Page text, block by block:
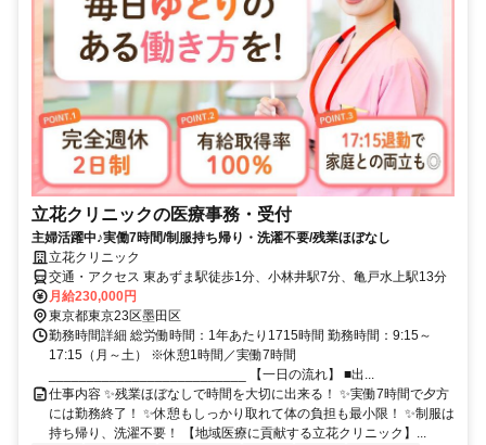
立花クリニックの医療事務・受付
主婦活躍中♪実働7時間/制服持ち帰り・洗濯不要/残業ほぼなし
立花クリニック
交通・アクセス 東あずま駅徒歩1分、小林井駅7分、亀戸水上駅13分
月給230,000円
東京都東京23区墨田区
勤務時間詳細 総労働時間：1年あたり1715時間 勤務時間：9:15～
17:15（月～土） ※休憩1時間／実働7時間
__________________________ 【一日の流れ】 ■出...
仕事内容 ✨️残業ほぼなしで時間を大切に出来る！ ✨️実働7時間で夕方
には勤務終了！ ✨️休憩もしっかり取れて体の負担も最小限！ ✨️制服は
持ち帰り、洗濯不要！ 【地域医療に貢献する立花クリニック】...